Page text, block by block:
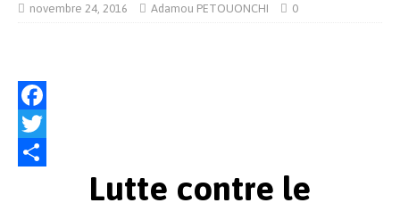
novembre 24, 2016 Adamou PETOUONCHI 0
F
aT
Lutte contre le